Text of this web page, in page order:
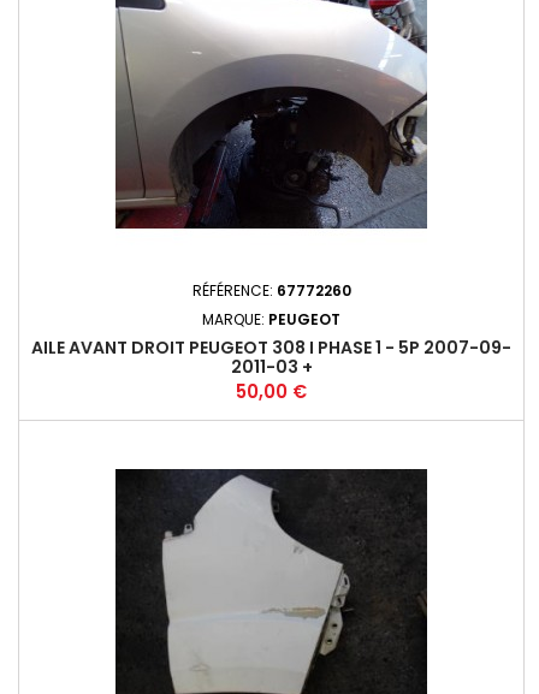
RÉFÉRENCE: 67772260
MARQUE: PEUGEOT
AILE AVANT DROIT PEUGEOT 308 I PHASE 1 - 5P 2007-09-
2011-03 +
Prix
50,00 €